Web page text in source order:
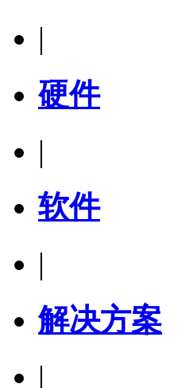
|
硬件
|
软件
|
解决方案
|